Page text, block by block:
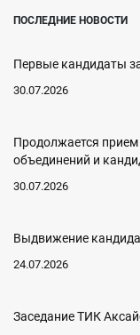
ПОСЛЕДНИЕ НОВОСТИ
Первые кандидаты
30.07.2026
Продолжается
объединений и
30.07.2026
Выдвижение
24.07.2026
Заседание ТИК